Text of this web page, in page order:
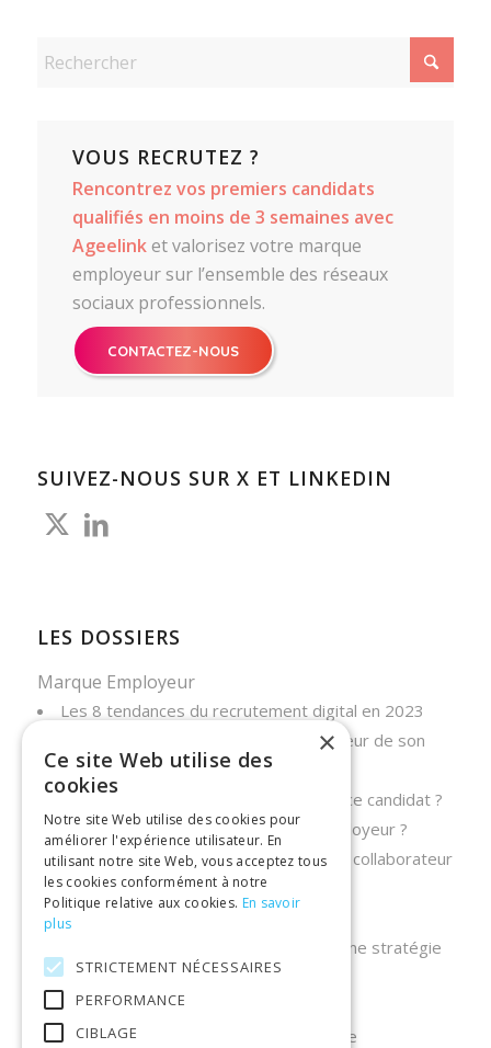
VOUS RECRUTEZ ?
Rencontrez vos premiers candidats
qualifiés en moins de 3 semaines avec
Ageelinket valorisez votre marque
employeur sur l’ensemble des réseaux
sociaux professionnels.
CONTACTEZ-NOUS
SUIVEZ-NOUS SUR X ET LINKEDIN
LES DOSSIERS
Marque Employeur
Les 8 tendances du recrutement digital en 2023
Pourquoi améliorer la marque employeur de son
entreprise ?
Qu’est-ce qu’on désigne par expérience candidat ?
Comment développer sa marque employeur ?
Quelle est la définition de l’expérience collaborateur
Onboarding collaborateur
Pourquoi le sourcing est capital pour une stratégie
de recrutement efficace ?
Les enjeux de recrutement digital
6 astuces pour améliorer le process de
×
Ce site Web utilise des
cookies
Notre site Web utilise des cookies pour
améliorer l'expérience utilisateur. En
utilisant notre site Web, vous acceptez tous
les cookies conformément à notre
Politique relative aux cookies. En savoir
plus
STRICTEMENT NÉCESSAIRES
PERFORMANCE
CIBLAGE